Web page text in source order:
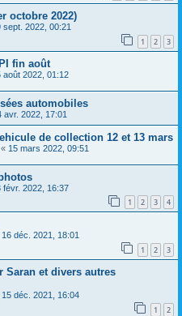
octobre 2022)
sept. 2022, 00:21
1 2 3
fin août
août 2022, 01:12
automobiles
avr. 2022, 17:01
de collection 12 et 13 mars
« 15 mars 2022, 09:51
févr. 2022, 16:37
1 2 3 4
16 déc. 2021, 18:01
1 2 3
Saran et divers autres
15 déc. 2021, 16:04
1 2